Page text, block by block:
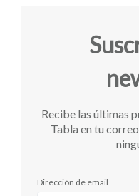
Recibe las últimas
Tabla en tu
Dirección de email